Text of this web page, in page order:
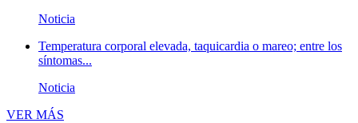
Noticia
Temperatura corporal elevada, taquicardia o mareo; entre los
síntomas...
Noticia
VER MÁS